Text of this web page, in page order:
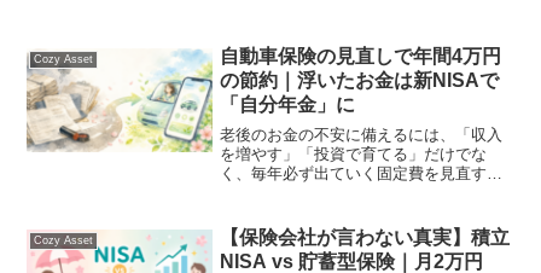
Cozy Asset
自動車保険の見直しで年間4万円
の節約｜浮いたお金は新NISAで
「自分年金」に
老後のお金の不安に備えるには、「収入
を増やす」「投資で育てる」だけでな
く、毎年必ず出ていく固定費を見直すと
ける固定費です。一度見直せば節約効果
がずっと続くという意味で、...
Cozy Asset
【保険会社が言わない真実】積立
NISA vs 貯蓄型保険｜月2万円